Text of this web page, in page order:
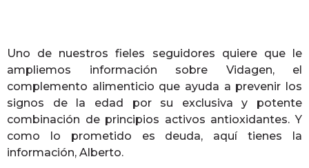
Uno de nuestros fieles seguidores quiere que le
ampliemos información sobre Vidagen, el
complemento alimenticio que ayuda a prevenir los
signos de la edad por su exclusiva y potente
combinación de principios activos antioxidantes. Y
como lo prometido es deuda, aquí tienes la
información, Alberto.